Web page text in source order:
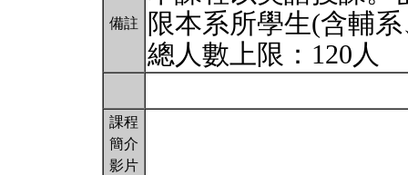
備註
限本系所學生(含輔
總人數上限：120人
課程
簡介
影片